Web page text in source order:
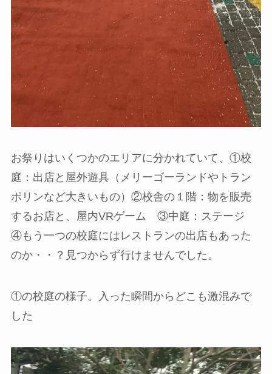
お祭りはいくつかのエリアに分かれていて、①校
庭：出店と屋外遊具（メリーゴーランドやトラン
ポリンなど大きいもの）②校舎の１階：物を販売
するお店と、屋内VRゲーム ③中庭：ステージ
④もう一つの校庭にはレストランの出店もあった
のか・・？見つからず行けませんでした。
①の校庭の様子。入った瞬間からどこも激混みで
した